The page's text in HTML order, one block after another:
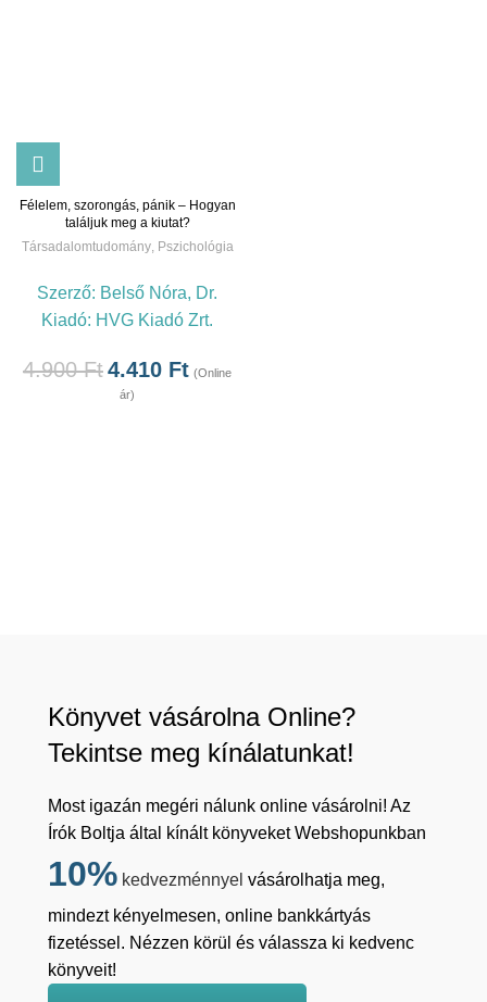
Félelem, szorongás, pánik – Hogyan
találjuk meg a kiutat?
Társadalomtudomány, Pszichológia
Szerző: Belső Nóra, Dr.
Kiadó: HVG Kiadó Zrt.
4.900Ft4.410 Ft (Online
ár)
Könyvet vásárolna Online?
Tekintse meg kínálatunkat!
Most igazán megéri nálunk online vásárolni! Az
Írók Boltja által kínált könyveket Webshopunkban
10% kedvezménnyel vásárolhatja meg,
mindezt kényelmesen, online bankkártyás
fizetéssel. Nézzen körül és válassza ki kedvenc
könyveit!